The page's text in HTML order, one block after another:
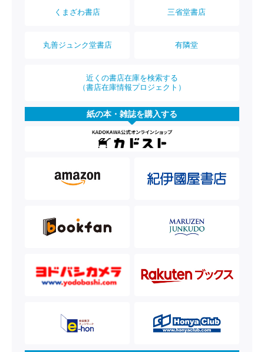
くまざわ書店 三省堂書店
丸善ジュンク堂書店 有隣堂
近くの書店在庫を検索する
（書店在庫情報プロジェクト）
紙の本・雑誌を購入する